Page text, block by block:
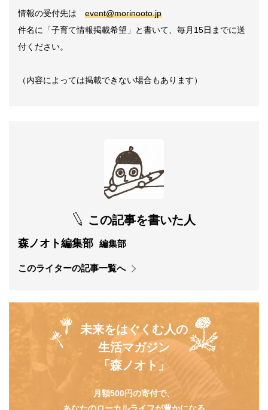
情報の受付先は event@morinooto.jp
件名に「子育て情報掲載希望」と書いて、毎月15日までに送
付ください。
（内容によっては掲載できない場合もあります）
この記事を書いた人
森ノオト編集部 編集部
このライターの記事一覧へ
未来をはぐくむ人の
生活マガジン
「森ノオト」
月額500円の寄付で、